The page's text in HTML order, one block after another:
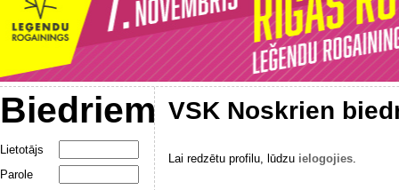
Biedriem
Lietotājs
Parole
VSK Noskrien
Lai redzētu profilu, lūdzu ielogojies.